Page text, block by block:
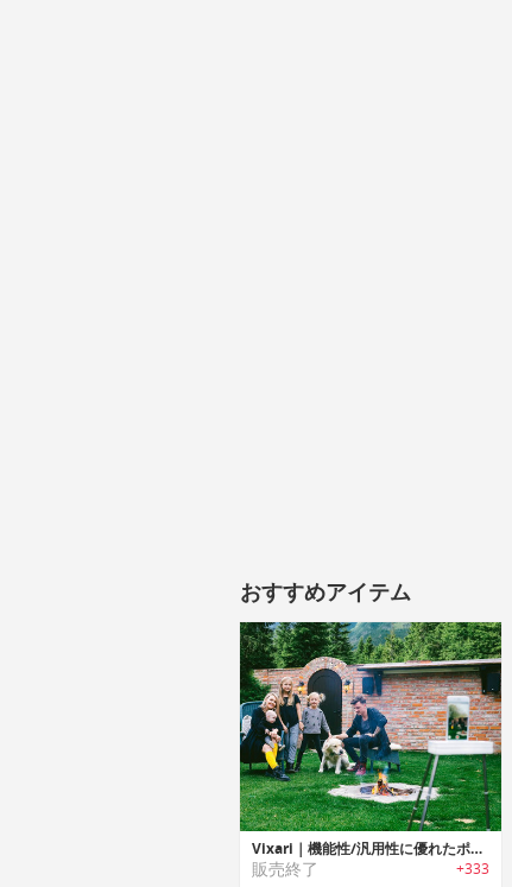
おすすめアイテム
Vixari｜機能性/汎用性に優れたポータブルトライポッド「ヴィクサリー」
販売終了 +333